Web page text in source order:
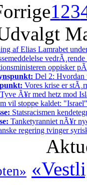
123
af Elias Lamrabet
oppisker
Del 2: Hvordan
Vores krise er
Ã¥r med hetz mod
vil stoppe kaldet:
Statsracismen
Tanketyranniet nÃ¥r
regering tvinger